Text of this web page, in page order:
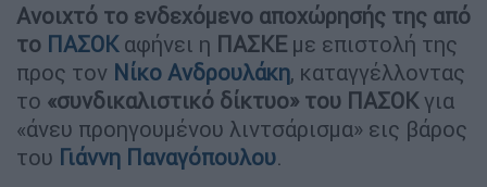
Ανοιχτό το ενδεχόμενο αποχώρησής της από
το ΠΑΣΟΚαφήνει η ΠΑΣΚΕ με επιστολή της
προς τον Νίκο Ανδρουλάκη, καταγγέλλοντας
το «συνδικαλιστικό δίκτυο» του ΠΑΣΟΚ για
«άνευ προηγουμένου λιντσάρισμα» εις βάρος
του Γιάννη Παναγόπουλου.